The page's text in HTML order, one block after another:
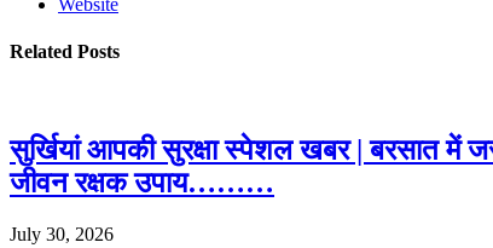
Related Posts
सुर्खियां आपकी सुरक्षा स्पेशल खबर | बरसात में
जीवन रक्षक उपाय………
July 30, 2026